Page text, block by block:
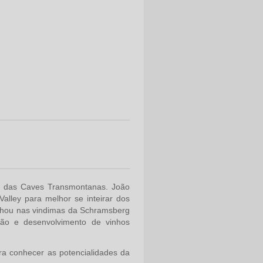
Caves Transmontanas. João
para melhor se inteirar dos
nas vindimas da Schramsberg
e desenvolvimento de vinhos
conhecer as potencialidades da